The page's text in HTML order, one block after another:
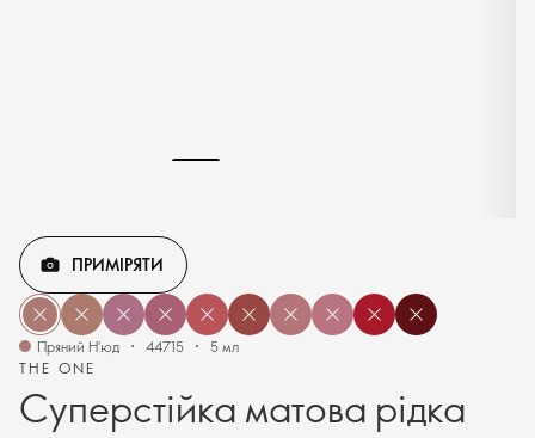
THE ONE
Суперстійка матова рідка
ПРИМІРЯТИ
Пряний Н'юд 44715 5 мл